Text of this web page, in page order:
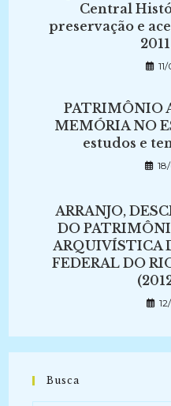
Central
preservação e
PATRIMÔNIO
MEMÓRIA NO
estudos e
ARRANJO,
DO
ARQUIVÍSTICA
FEDERAL DO
Busca